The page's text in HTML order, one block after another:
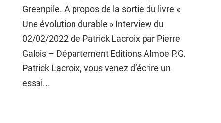
Greenpile. A propos de la sortie du livre «
Une évolution durable » Interview du
02/02/2022 de Patrick Lacroix par Pierre
Galois – Département Editions Almoe P.G.
Patrick Lacroix, vous venez d’écrire un
essai...